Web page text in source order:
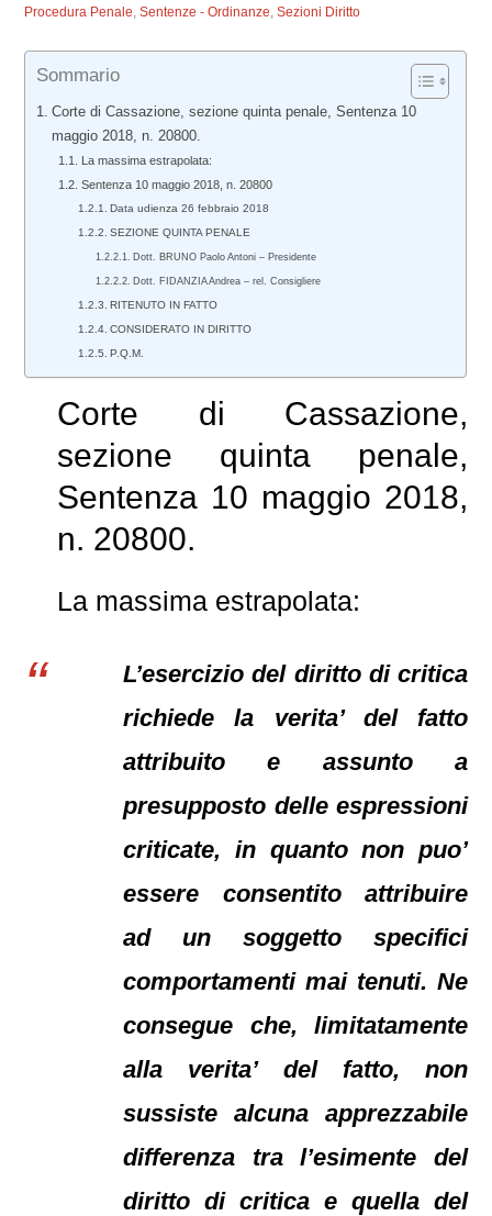
Procedura Penale,Sentenze - Ordinanze,Sezioni Diritto
Sommario
Corte di Cassazione, sezione quinta penale, Sentenza 10
maggio 2018, n. 20800.
La massima estrapolata:
Sentenza 10 maggio 2018, n. 20800
Data udienza 26 febbraio 2018
SEZIONE QUINTA PENALE
Dott. BRUNO Paolo Antoni – Presidente
Dott. FIDANZIA Andrea – rel. Consigliere
RITENUTO IN FATTO
CONSIDERATO IN DIRITTO
P.Q.M.
Corte di Cassazione,
sezione quinta penale,
Sentenza 10 maggio 2018,
n. 20800.
La massima estrapolata:
L’esercizio del diritto di critica
richiede la verita’ del fatto
attribuito e assunto a
presupposto delle espressioni
criticate, in quanto non puo’
essere consentito attribuire
ad un soggetto specifici
comportamenti mai tenuti. Ne
consegue che, limitatamente
alla verita’ del fatto, non
sussiste alcuna apprezzabile
differenza tra l’esimente del
diritto di critica e quella del